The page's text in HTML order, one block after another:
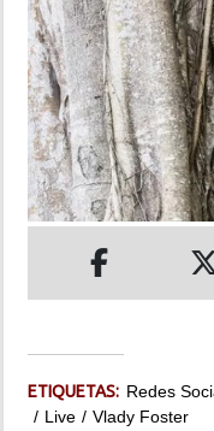
MUNDO
INSÓLITAS
MULTIMEDIA
IMPRESO
ETIQUETAS: Redes
Live
Vlady Foster